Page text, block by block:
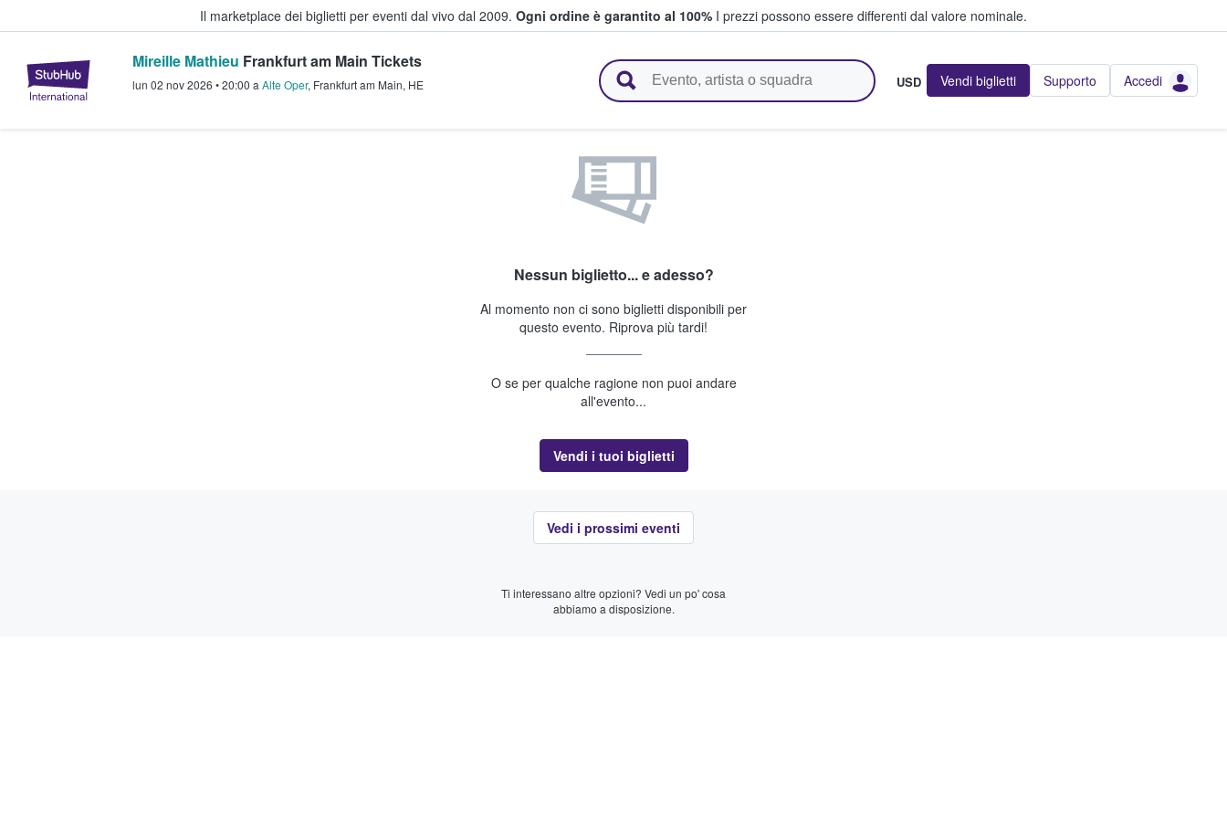
Il marketplace dei biglietti per eventi dal vivo dal 2009. Ogni ordine è garantito al 100% I prezzi possono essere differenti dal valore nominale.
StubHub - Dove i fan comprano e vendono biglietti
Mireille Mathieu Frankfurt am Main Tickets
lun 02 nov 2026 •20:00 a Alte Oper, Frankfurt am Main, HE USD Vendi biglietti Supporto Accedi
Nessun biglietto... e adesso?
Al momento non ci sono biglietti disponibili per
questo evento. Riprova più tardi!
O se per qualche ragione non puoi andare
all'evento...
Vendi i tuoi biglietti
Vedi i prossimi eventi
Ti interessano altre opzioni? Vedi un po' cosa
abbiamo a disposizione.